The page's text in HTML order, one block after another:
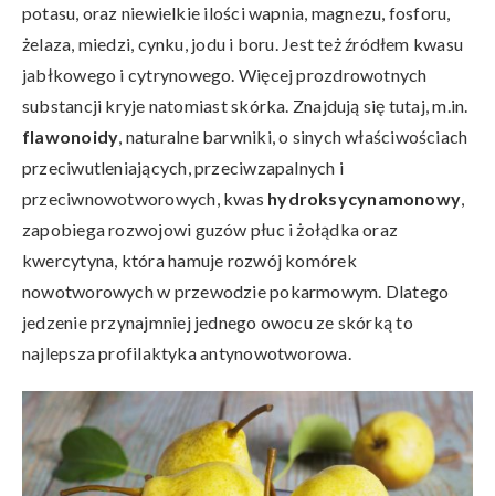
potasu, oraz niewielkie ilości wapnia, magnezu, fosforu,
żelaza, miedzi, cynku, jodu i boru. Jest też źródłem kwasu
jabłkowego i cytrynowego. Więcej prozdrowotnych
substancji kryje natomiast skórka. Znajdują się tutaj, m.in.
flawonoidy, naturalne barwniki, o sinych właściwościach
przeciwutleniających, przeciwzapalnych i
przeciwnowotworowych, kwas hydroksycynamonowy,
zapobiega rozwojowi guzów płuc i żołądka oraz
kwercytyna, która hamuje rozwój komórek
nowotworowych w przewodzie pokarmowym. Dlatego
jedzenie przynajmniej jednego owocu ze skórką to
najlepsza profilaktyka antynowotworowa.